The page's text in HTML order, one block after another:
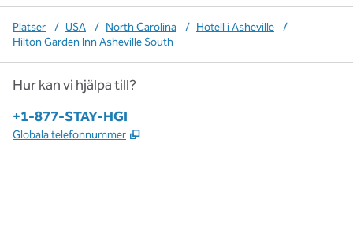
Platser / USA / North Carolina / Hotell i Asheville
/
Hilton Garden Inn Asheville South
Hur kan vi hjälpa till?
Telefon:
+1-877-STAY-HGI
Globala telefonnummer ,